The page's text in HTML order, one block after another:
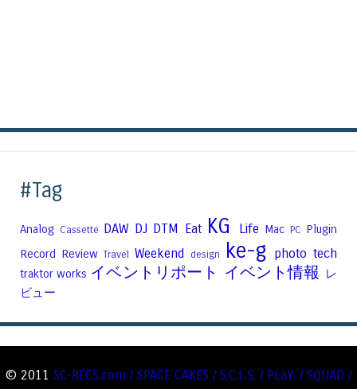
#Tag
Analog Cassette DAW DJ DTM Eat KG Life Mac PC Plugin
Record Review Travel Weekend design ke-g photo tech
traktor works イベントリポート イベント情報
レ
ビュー
© 2011 SC-RECS.com / SPACE CAKES / S.C.L.S. / PLaY. / SQUAD /